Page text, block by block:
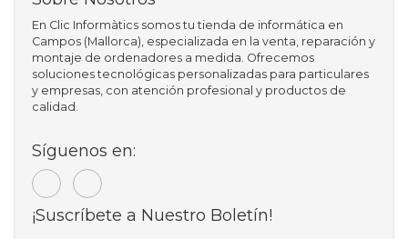
En Clic Informàtics somos tu tienda de informática en
Campos (Mallorca), especializada en la venta, reparación y
montaje de ordenadores a medida. Ofrecemos
soluciones tecnológicas personalizadas para particulares
y empresas, con atención profesional y productos de
calidad.
Síguenos en:
¡Suscríbete a Nuestro Boletín!